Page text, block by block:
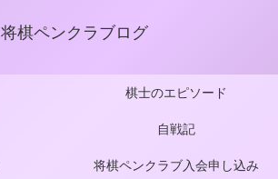
将棋ペンクラブログ
棋士のエピソード
自戦記
将棋ペンクラブ入会申し込み